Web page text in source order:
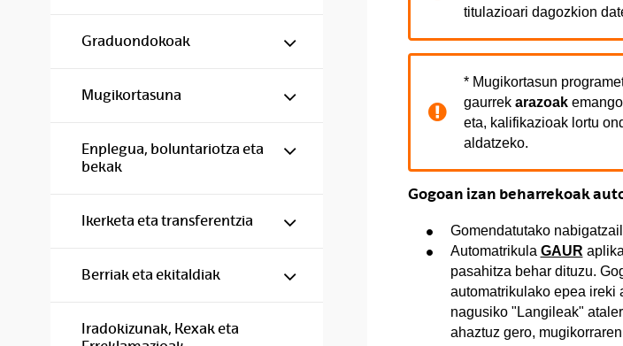
Graduondokoak Show/hide subpages
Mugikortasuna Show/hide subpages
Enplegua, boluntariotza eta
bekak
Show/hide subpages
Ikerketa eta transferentzia Show/hide subpages
Berriak eta ekitaldiak Show/hide subpages
Iradokizunak, Kexak eta
titulazioari dagozkion
* Mugikortasun
gaurrek arazoak
eta, kalifikazioak lortu
aldatzeko.
Gogoan izan beharrekoak
Gomendatutako
Automatrikula GAUR
pasahitza behar dituzu.
automatrikulako epea ireki
nagusiko "Langileak"
ahaztuz gero,